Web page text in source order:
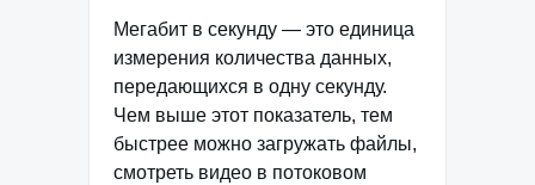
Мегабит в секунду — это единица
измерения количества данных,
передающихся в одну секунду.
Чем выше этот показатель, тем
быстрее можно загружать файлы,
смотреть видео в потоковом